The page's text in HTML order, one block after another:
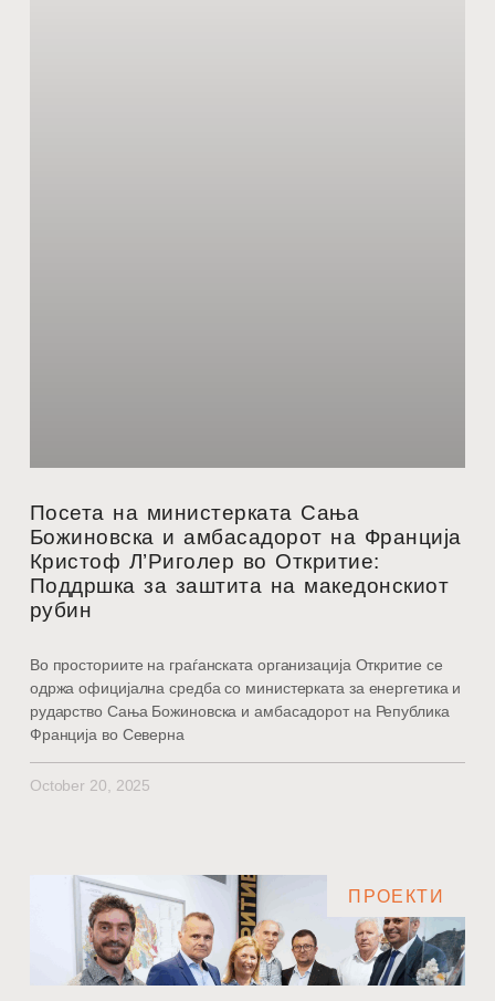
Посета на министерката Сања
Божиновска и амбасадорот на Франција
Кристоф Л’Риголер во Откритие:
Поддршка за заштита на македонскиот
рубин
Во просториите на граѓанската организација Откритие се
одржа официјална средба со министерката за енергетика и
рударство Сања Божиновска и амбасадорот на Република
Франција во Северна
October 20, 2025
ПРОЕКТИ